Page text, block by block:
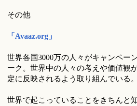
その他
「Avaaz.org」
世界各国3000万の人々がキャンペー
ーク。世界中の人々の考えや価値観
定に反映されるよう取り組んでいる。
世界で起こっていることをきちんと